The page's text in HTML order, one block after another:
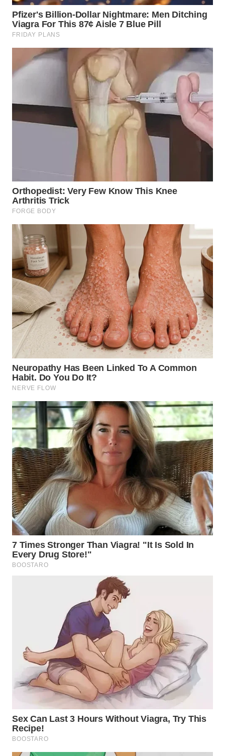
WN
SIMALUNGUN
WN
LABUHANBATU
TENGAH
TEBING
TINGGI
PAKPAK
WN
KARAWANG
WN
BEKASI
WN
BOGOR
WN
DEPOK
WN
TAPANULI
UTARA
WN
SAMOSIR
WN
PADANG
LAWAS
SUMEDANG
WN
TANGERANG
BINJAI
WN